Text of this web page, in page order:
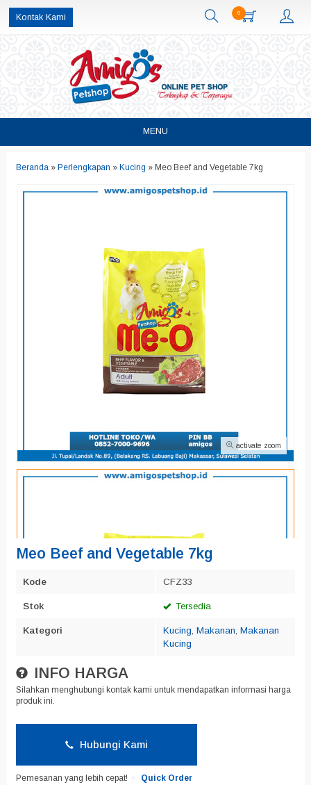
Kontak Kami 0
MENU
Beranda » Perlengkapan » Kucing » Meo Beef and Vegetable 7kg
activate zoom
Meo Beef and Vegetable 7kg
Kode CFZ33
Stok Tersedia
Kategori Kucing, Makanan, Makanan
Kucing
INFO HARGA
Silahkan menghubungi kontak kami untuk mendapatkan informasi harga
produk ini.
Hubungi Kami
Pemesanan yang lebih cepat! Quick Order